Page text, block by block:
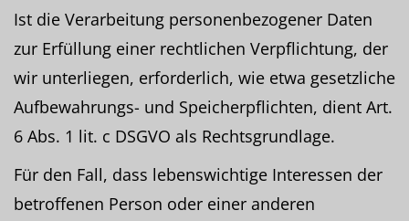
Ist die Verarbeitung personenbezogener Daten
zur Erfüllung einer rechtlichen Verpflichtung, der
wir unterliegen, erforderlich, wie etwa gesetzliche
Aufbewahrungs- und Speicherpflichten, dient Art.
6 Abs. 1 lit. c DSGVO als Rechtsgrundlage.
Für den Fall, dass lebenswichtige Interessen der
betroffenen Person oder einer anderen